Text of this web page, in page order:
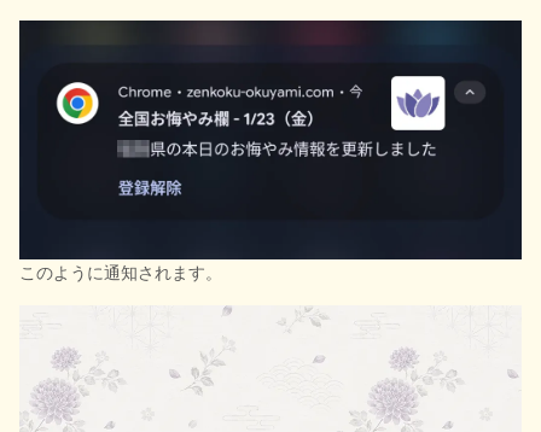
このように通知されます。